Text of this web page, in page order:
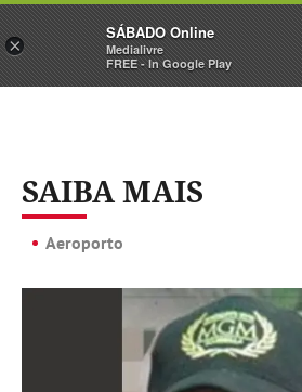
Sábado Assine
SAIBA MAIS
Aeroporto
×
SÁBADO Online
Medialivre
FREE - In Google Play